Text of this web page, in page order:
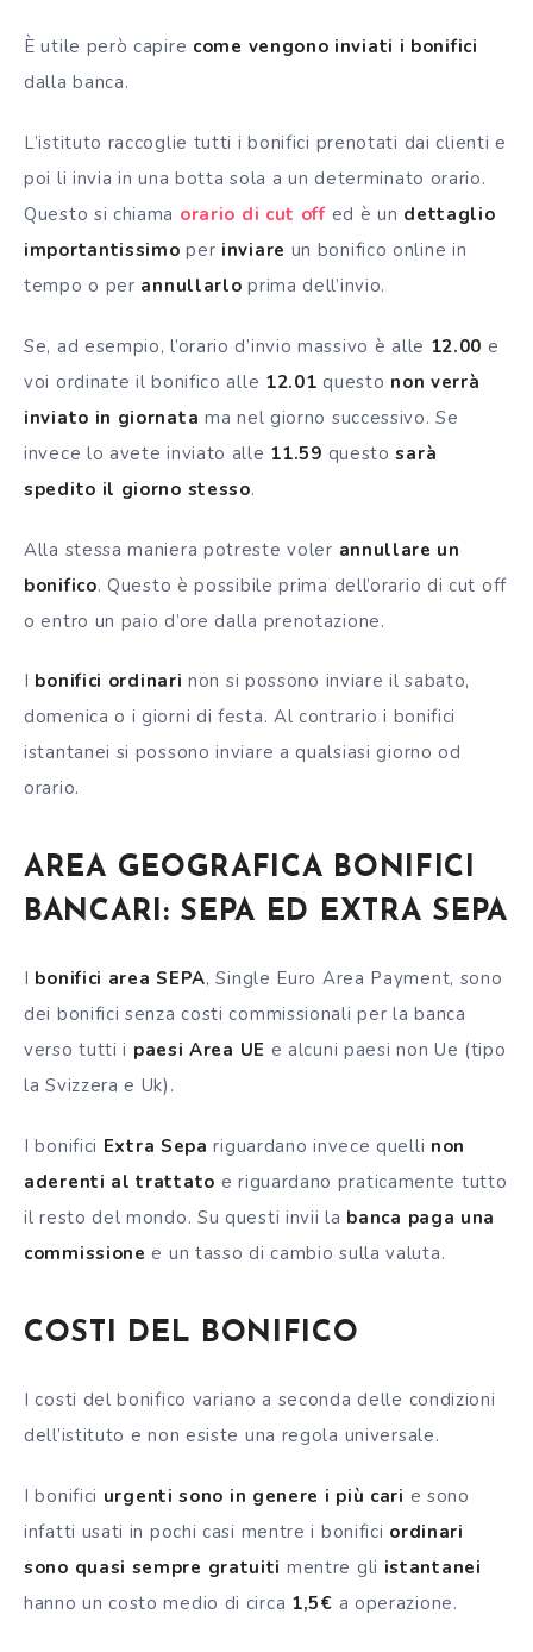
È utile però capire come vengono inviati i bonifici
dalla banca.
L’istituto raccoglie tutti i bonifici prenotati dai clienti e
poi li invia in una botta sola a un determinato orario.
Questo si chiama orario di cut off ed è un dettaglio
importantissimo per inviare un bonifico online in
tempo o per annullarloprima dell’invio.
Se, ad esempio, l’orario d’invio massivo è alle 12.00 e
voi ordinate il bonifico alle 12.01 questo non verrà
inviato in giornata ma nel giorno successivo. Se
invece lo avete inviato alle 11.59 questosarà
spedito il giorno stesso.
Alla stessa maniera potreste voler annullare un
bonifico. Questo è possibile prima dell’orario di cut off
o entro un paio d’ore dalla prenotazione.
I bonifici ordinari non si possono inviare il sabato,
domenica o i giorni di festa. Al contrario i bonifici
istantanei si possono inviare a qualsiasi giorno od
orario.
AREA GEOGRAFICA BONIFICI
BANCARI: SEPA ED EXTRA SEPA
I bonifici area SEPA, Single Euro Area Payment, sono
dei bonifici senza costi commissionali per la banca
verso tutti i paesi Area UE e alcuni paesi non Ue (tipo
la Svizzera e Uk).
I bonifici Extra Sepa riguardano invece quelli non
aderenti al trattato e riguardano praticamente tutto
il resto del mondo. Su questi invii la banca paga una
commissione e un tasso di cambio sulla valuta.
COSTI DEL BONIFICO
I costi del bonifico variano a seconda delle condizioni
dell’istituto e non esiste una regola universale.
I bonifici urgenti sono in genere i più cari e sono
infatti usati in pochi casi mentre i bonifici ordinari
sono quasi sempre gratuiti mentre gli istantanei
hanno un costo medio di circa 1,5€ a operazione.